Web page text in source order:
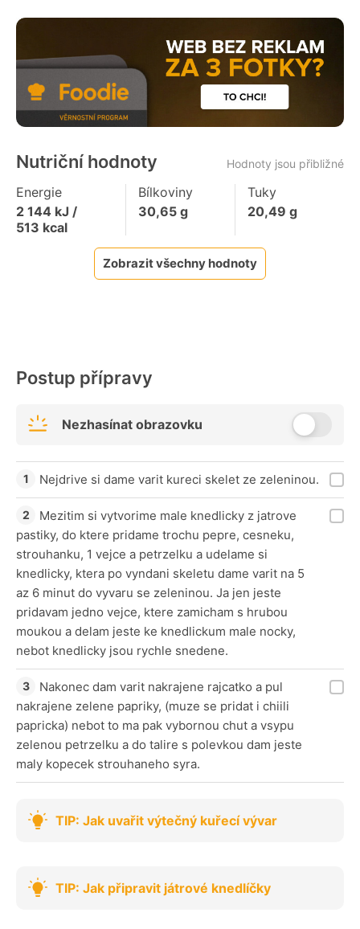
Nutriční hodnoty Hodnoty jsou přibližné
Energie
2 144 kJ /
513 kcal
Bílkoviny
30,65g
Tuky
20,49 g
Zobrazit všechny hodnoty
Postup přípravy
Nezhasínat obrazovku
Nejdrive si dame varit kureci skelet ze zeleninou.
Mezitim si vytvorime male knedlicky z jatrove
pastiky, do ktere pridame trochu pepre, cesneku,
strouhanku, 1 vejce a petrzelku a udelame si
knedlicky, ktera po vyndani skeletu dame varit na 5
az 6 minut do vyvaru se zeleninou. Ja jen jeste
pridavam jedno vejce, ktere zamicham s hrubou
moukou a delam jeste ke knedlickum male nocky,
nebot knedlicky jsou rychle snedene.
Nakonec dam varit nakrajene rajcatko a pul
nakrajene zelene papriky, (muze se pridat i chiili
papricka) nebot to ma pak vybornou chut a vsypu
zelenou petrzelku a do talire s polevkou dam jeste
maly kopecek strouhaneho syra.
TIP: Jak uvařit výtečný kuřecí vývar
TIP: Jak připravit játrové knedlíčky